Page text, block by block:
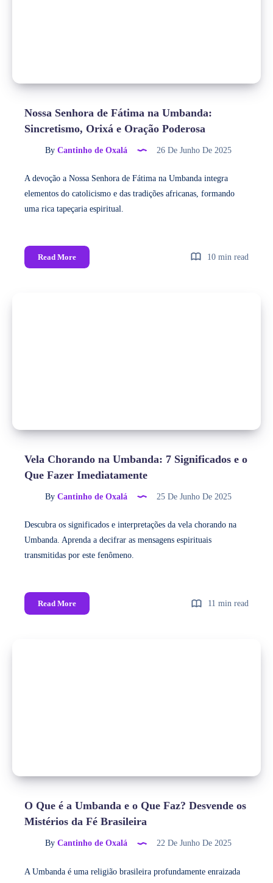
Nossa Senhora de Fátima na Umbanda:
Sincretismo, Orixá e Oração Poderosa
By Cantinho de Oxalá 26 De Junho De 2025
A devoção a Nossa Senhora de Fátima na Umbanda integra
elementos do catolicismo e das tradições africanas, formando
uma rica tapeçaria espiritual.
Read More 10 min read
Vela Chorando na Umbanda: 7 Significados e o
Que Fazer Imediatamente
By Cantinho de Oxalá 25 De Junho De 2025
Descubra os significados e interpretações da vela chorando na
Umbanda. Aprenda a decifrar as mensagens espirituais
transmitidas por este fenômeno.
Read More 11 min read
O Que é a Umbanda e o Que Faz? Desvende os
Mistérios da Fé Brasileira
By Cantinho de Oxalá 22 De Junho De 2025
A Umbanda é uma religião brasileira profundamente enraizada